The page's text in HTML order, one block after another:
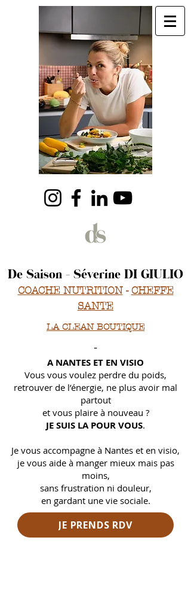
De Saison - Séverine DI GIULIO
COACHE NUTRITION- CHEFFE
SANTE
LA CLEAN BOUTIQUE
-
A NANTES ET EN VISIO
Vous vous voulez perdre du poids,
retrouver de l’énergie, ne plus avoir mal
partout
et vous plaire à nouveau ?
JE SUIS LA POUR VOUS.
Je vous accompagne à Nantes et en visio,
je vous aide à manger mieux mais pas
moins,
sans frustration ni douleur,
en gardant une vie sociale.
JE PRENDS RDV